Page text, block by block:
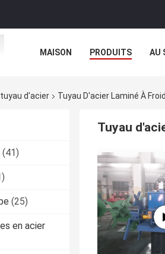
MAISON PRODUITS AU
d'acier Tuyau D'acier Laminé À
(41)
(25)
en acier
Tuyau